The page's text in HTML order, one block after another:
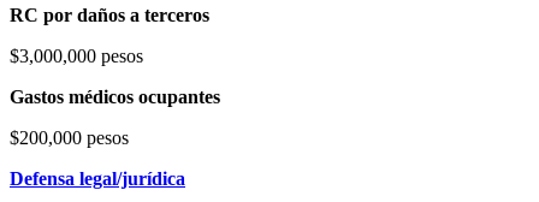
RC por daños a terceros
$3,000,000 pesos
Gastos médicos ocupantes
$200,000 pesos
Defensa legal/jurídica